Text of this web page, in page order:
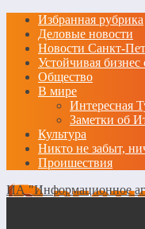
Избранная рубрика
Деловые новости
Новости Санкт-
Устойчивая бизнес
Общество
В мире
Интересная
Заметки об
Культура
Никто не забыт,
Проишествия
ИА "Информационное